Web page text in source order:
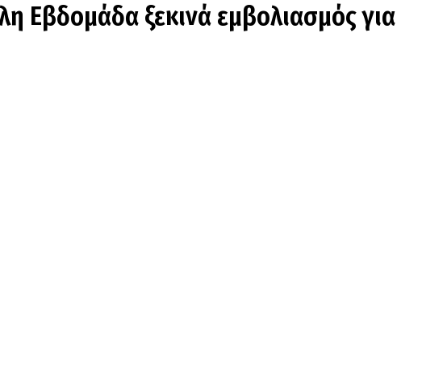
Εβδομάδα ξεκινά εμβολιασμός για